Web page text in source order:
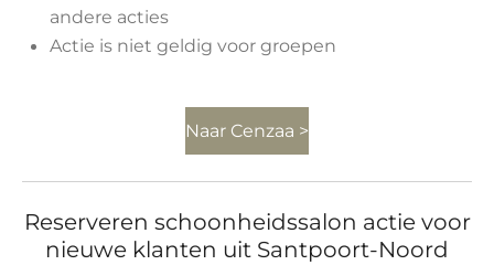
andere acties
Actie is niet geldig voor groepen
Naar Cenzaa >
Reserveren schoonheidssalon actie voor
nieuwe klanten uit Santpoort-Noord